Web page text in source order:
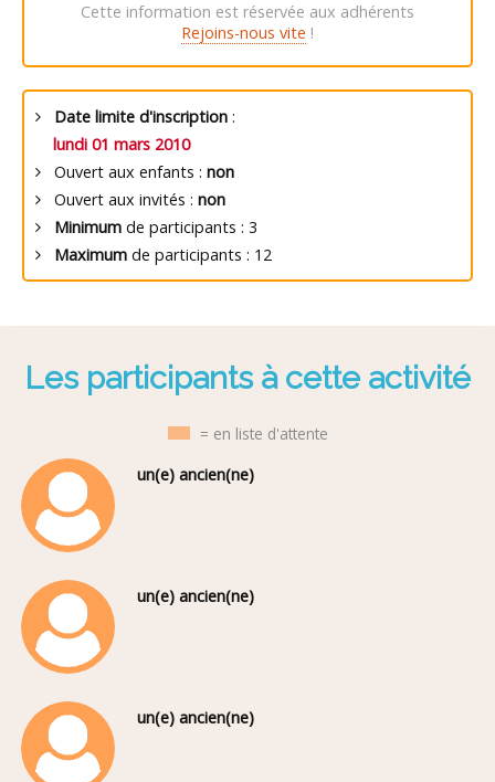
Cette information est réservée aux adhérents
Rejoins-nous vite !
Date limite d'inscription :
lundi 01 mars 2010
Ouvert aux enfants : non
Ouvert aux invités : non
Minimum de participants : 3
Maximum de participants : 12
Les participants à cette activité
= en liste d'attente
un(e) ancien(ne)
un(e) ancien(ne)
un(e) ancien(ne)